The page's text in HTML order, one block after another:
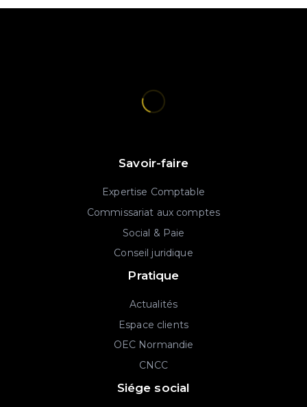
Savoir-faire
Expertise Comptable
Commissariat aux comptes
Social & Paie
Conseil juridique
Pratique
Actualités
Espace clients
OEC Normandie
CNCC
Siége social